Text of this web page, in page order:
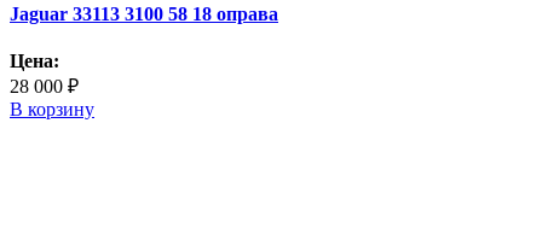
Jaguar 33113 3100 58 18 оправа
Цена:
28 000 ₽
В корзину